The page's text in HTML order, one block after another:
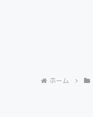
ホーム